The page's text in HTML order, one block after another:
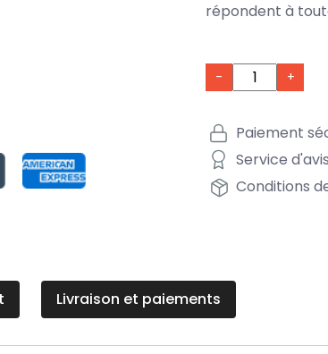
répondent à
- +
Paiement
Service
Conditions
Livraison et paiements